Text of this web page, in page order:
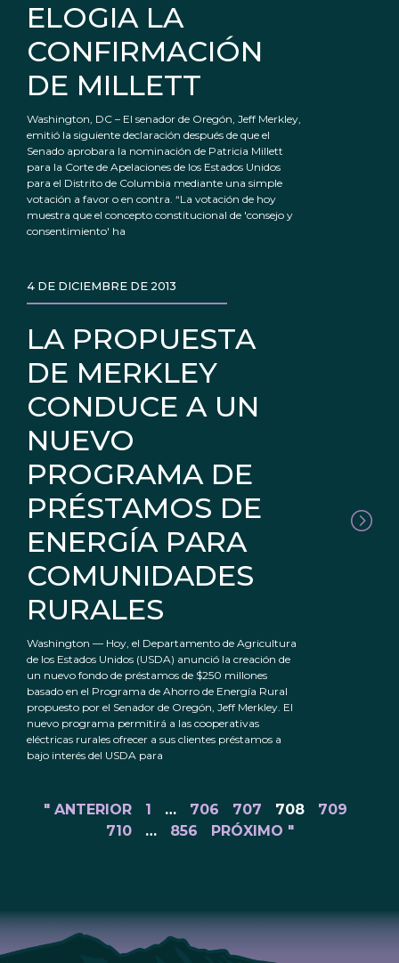
ELOGIA LA
CONFIRMACIÓN
DE MILLETT
Washington, DC – El senador de Oregón, Jeff Merkley,
emitió la siguiente declaración después de que el
Senado aprobara la nominación de Patricia Millett
para la Corte de Apelaciones de los Estados Unidos
para el Distrito de Columbia mediante una simple
votación a favor o en contra. “La votación de hoy
muestra que el concepto constitucional de 'consejo y
consentimiento' ha
LA PROPUESTA
DE MERKLEY
CONDUCE A UN
NUEVO
PROGRAMA DE
PRÉSTAMOS DE
ENERGÍA PARA
COMUNIDADES
RURALES
4 DE DICIEMBRE DE 2013
Washington — Hoy, el Departamento de Agricultura
de los Estados Unidos (USDA) anunció la creación de
un nuevo fondo de préstamos de $250 millones
basado en el Programa de Ahorro de Energía Rural
propuesto por el Senador de Oregón, Jeff Merkley. El
nuevo programa permitirá a las cooperativas
eléctricas rurales ofrecer a sus clientes préstamos a
bajo interés del USDA para
" ANTERIOR 1 … 706 707 708
709
710
… 856 PRÓXIMO "